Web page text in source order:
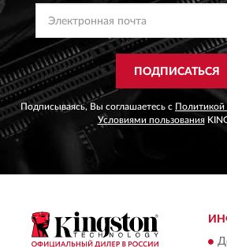
ПОДПИСАТЬСЯ
Подписываясь, Вы соглашаетесь с Политикой
Условиями пользования